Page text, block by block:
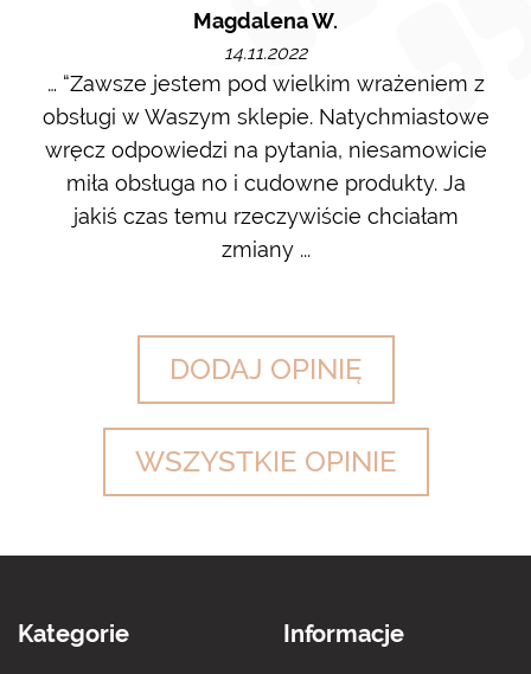
Magdalena W.
14.11.2022
… “Zawsze jestem pod wielkim wrażeniem z
obsługi w Waszym sklepie. Natychmiastowe
wręcz odpowiedzi na pytania, niesamowicie
miła obsługa no i cudowne produkty. Ja
jakiś czas temu rzeczywiście chciałam
zmiany ...
DODAJ OPINIĘ
WSZYSTKIE OPINIE
Kategorie Informacje